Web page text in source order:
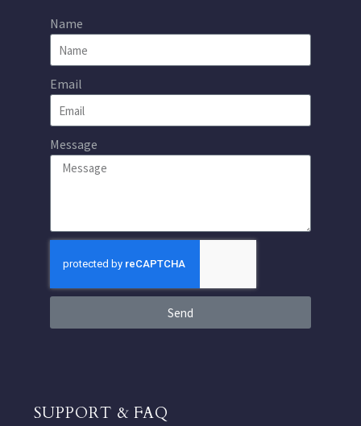
Name
Email
Message
Send
SUPPORT & FAQ